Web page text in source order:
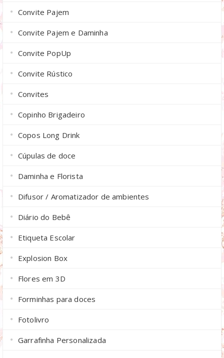
Convite Pajem
Convite Pajem e Daminha
Convite PopUp
Convite Rústico
Convites
Copinho Brigadeiro
Copos Long Drink
Cúpulas de doce
Daminha e Florista
Difusor / Aromatizador de ambientes
Diário do Bebê
Etiqueta Escolar
Explosion Box
Flores em 3D
Forminhas para doces
Fotolivro
Garrafinha Personalizada